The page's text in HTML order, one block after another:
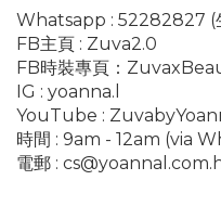
Whatsapp : 52282827 (
FB主頁 : Zuva2.0
FB時裝專頁：
IG : yoanna.l
YouTube :
時間 : 9am - 12am (via
電郵 :